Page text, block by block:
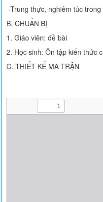
-Trung thực, nghiêm túc
B. CHUẨN BỊ
1. Giáo viên: đề bài
2. Học sinh: Ôn tập kiến thức
C. THIẾT KẾ MA TRẬN